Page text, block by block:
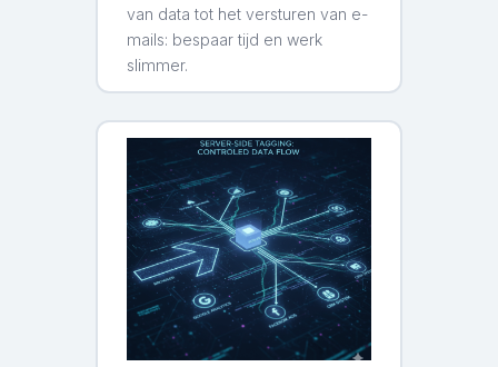
van data tot het versturen van e-
mails: bespaar tijd en werk
slimmer.